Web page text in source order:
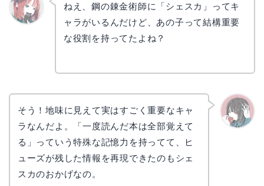
ねえ、鋼の錬金術師に「シェスカ」ってキ
ャラがいるんだけど、あの子って結構重要
な役割を持ってたよね？
そう！地味に見えて実はすごく重要なキャ
ラなんだよ。「一度読んだ本は全部覚えて
る」っていう特殊な記憶力を持ってて、ヒ
ューズが残した情報を再現できたのもシェ
スカのおかげなの。